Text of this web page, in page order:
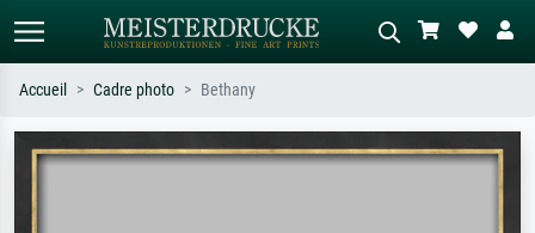
Recherche standard Recherche d'images IA
Accueil Cadre photo Bethany